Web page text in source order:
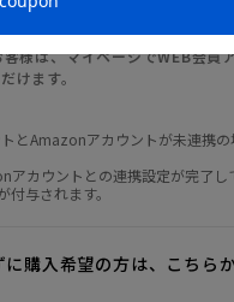
登録情報を使用して、お支払い
客様は、マイページでWEB会
けます。
とAmazonアカウントが未連携
アカウントとの連携設定が完了し
付与されます。
購入希望の方は、こちら